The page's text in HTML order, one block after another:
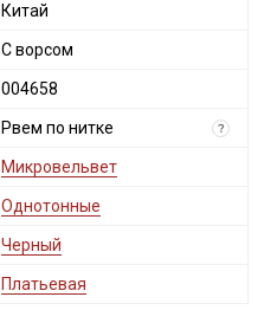
Китай
С ворсом
004658
Рвем по нитке ?
Микровельвет
Однотонные
Черный
Платьевая